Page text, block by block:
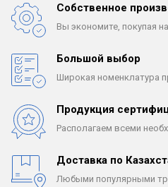
Собственное
Вы экономите, покупая
Большой выбор
Широкая номенклатура
Продукция
Располагаем всеми
Доставка по
Любыми популярными